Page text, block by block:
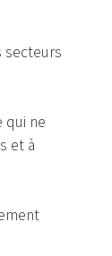
secteurs
qui ne
et à